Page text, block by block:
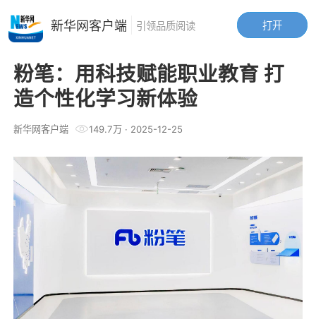
粉笔：用科技赋能职业教育 打
造个性化学习新体验
新华网客户端 149.7万· 2025-12-25
打开
新华网客户端 引领品质阅读